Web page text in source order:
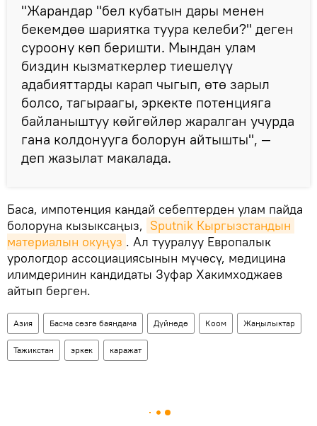
"Жарандар "бел кубатын дары менен
бекемдөө шариятка туура келеби?" деген
суроону көп беришти. Мындан улам
биздин кызматкерлер тиешелүү
адабияттарды карап чыгып, өтө зарыл
болсо, тагыраагы, эркекте потенцияга
байланыштуу көйгөйлөр жаралган учурда
гана колдонууга болорун айтышты", —
деп жазылат макалада.
Баса, импотенция кандай себептерден улам пайда
болоруна кызыксаңыз, Sputnik Кыргызстандын
материалын окуңуз . Ал тууралуу Европалык
урологдор ассоциациясынын мүчөсү, медицина
илимдеринин кандидаты Зуфар Хакимходжаев
айтып берген.
Азия Басма сөзгө баяндама Дүйнөдө Коом Жаңылыктар
Тажикстан эркек каражат